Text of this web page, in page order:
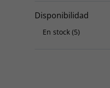
Disponibilidad
En stock (5)